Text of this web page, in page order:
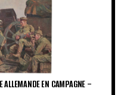
EN CAMPAGNE –